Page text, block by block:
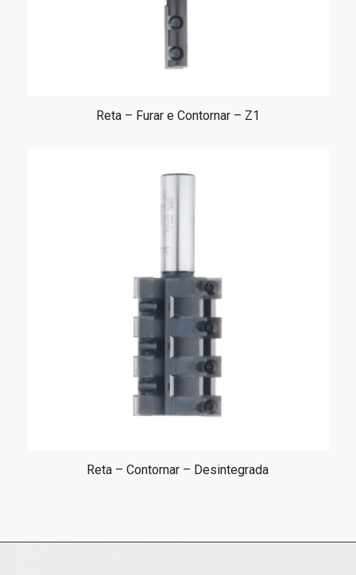
Reta – Furar e Contornar – Z1
Reta – Contornar – Desintegrada